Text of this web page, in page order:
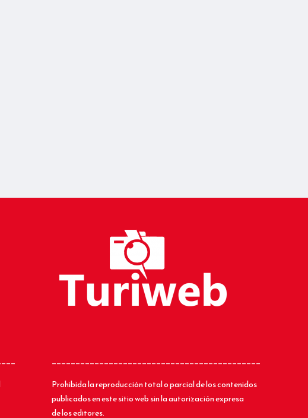
____________________________________________
Prohibida la reproducción total o parcial de los contenidos
publicados en este sitio web sin la autorización expresa
de los editores.